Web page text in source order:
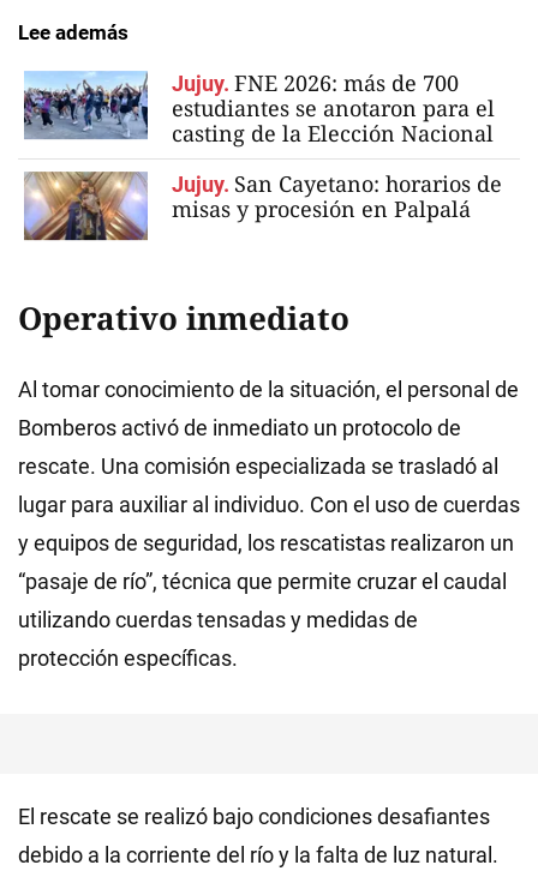
Lee además
Jujuy. FNE 2026: más de 700
estudiantes se anotaron para el
casting de la Elección Nacional
Jujuy. San Cayetano: horarios de
misas y procesión en Palpalá
Operativo inmediato
Al tomar conocimiento de la situación, el personal de
Bomberos activó de inmediato un protocolo de
rescate. Una comisión especializada se trasladó al
lugar para auxiliar al individuo. Con el uso de cuerdas
y equipos de seguridad, los rescatistas realizaron un
“pasaje de río”, técnica que permite cruzar el caudal
utilizando cuerdas tensadas y medidas de
protección específicas.
El rescate se realizó bajo condiciones desafiantes
debido a la corriente del río y la falta de luz natural.